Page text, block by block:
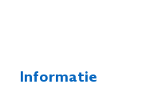
Informatie